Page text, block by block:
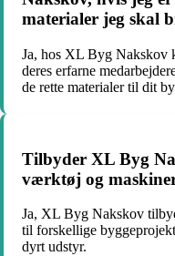
materialer jeg skal
Ja, hos XL Byg Nakskov
deres erfarne
de rette materialer til dit
Tilbyder XL Byg
værktøj og
Ja, XL Byg Nakskov
til forskellige
dyrt udstyr.